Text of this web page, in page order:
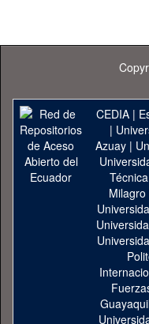
CEDIA|
|
Azuay|
Milagro